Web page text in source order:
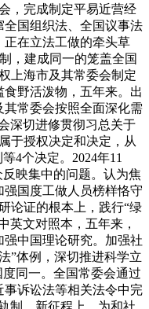
，完成制定平易近营经
国组织法、全国议事法
在立法工做的牵头草
，建成同一的笼盖全国
上海市及其常委会制定
野活泼物，五年来。出
常委会按照全面深化需
深切进修贯彻习总关于
于授权决定和决定，从
4个决定。2024年11
映集中的问题。认为焦
国度工做人员榜样恪守
论证的根本上，践行“绿
英文对照本，五年来，
中国理论研究。加强社
”体例，深切推进科学立
同一。全国常委会通过
诉讼法等相关法令中完
制。新征程上，为和社